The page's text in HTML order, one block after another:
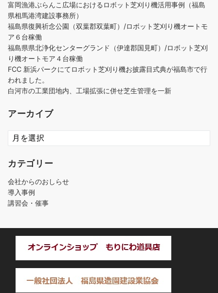
富岡漁港ぶらんこ広場におけるロボット芝刈り機活用事例（福島
県相馬港湾建設事務所）
福島県復興祈念公園（双葉郡双葉町）/ロボット芝刈り機オートモ
ア６台稼働
福島県県北浄化センターグランド（伊達郡国見町）/ロボット芝刈
り機オートモア４台稼働
FCC 新浜パークにてロボット芝刈り機お披露目式典が福島市で行
われました。
白河市の工業団地内、工場拡張に併せ芝生管理を一新
アーカイブ
ア
ー
イ
カテゴリー
会社からのおしらせ
導入事例
講習会・催事